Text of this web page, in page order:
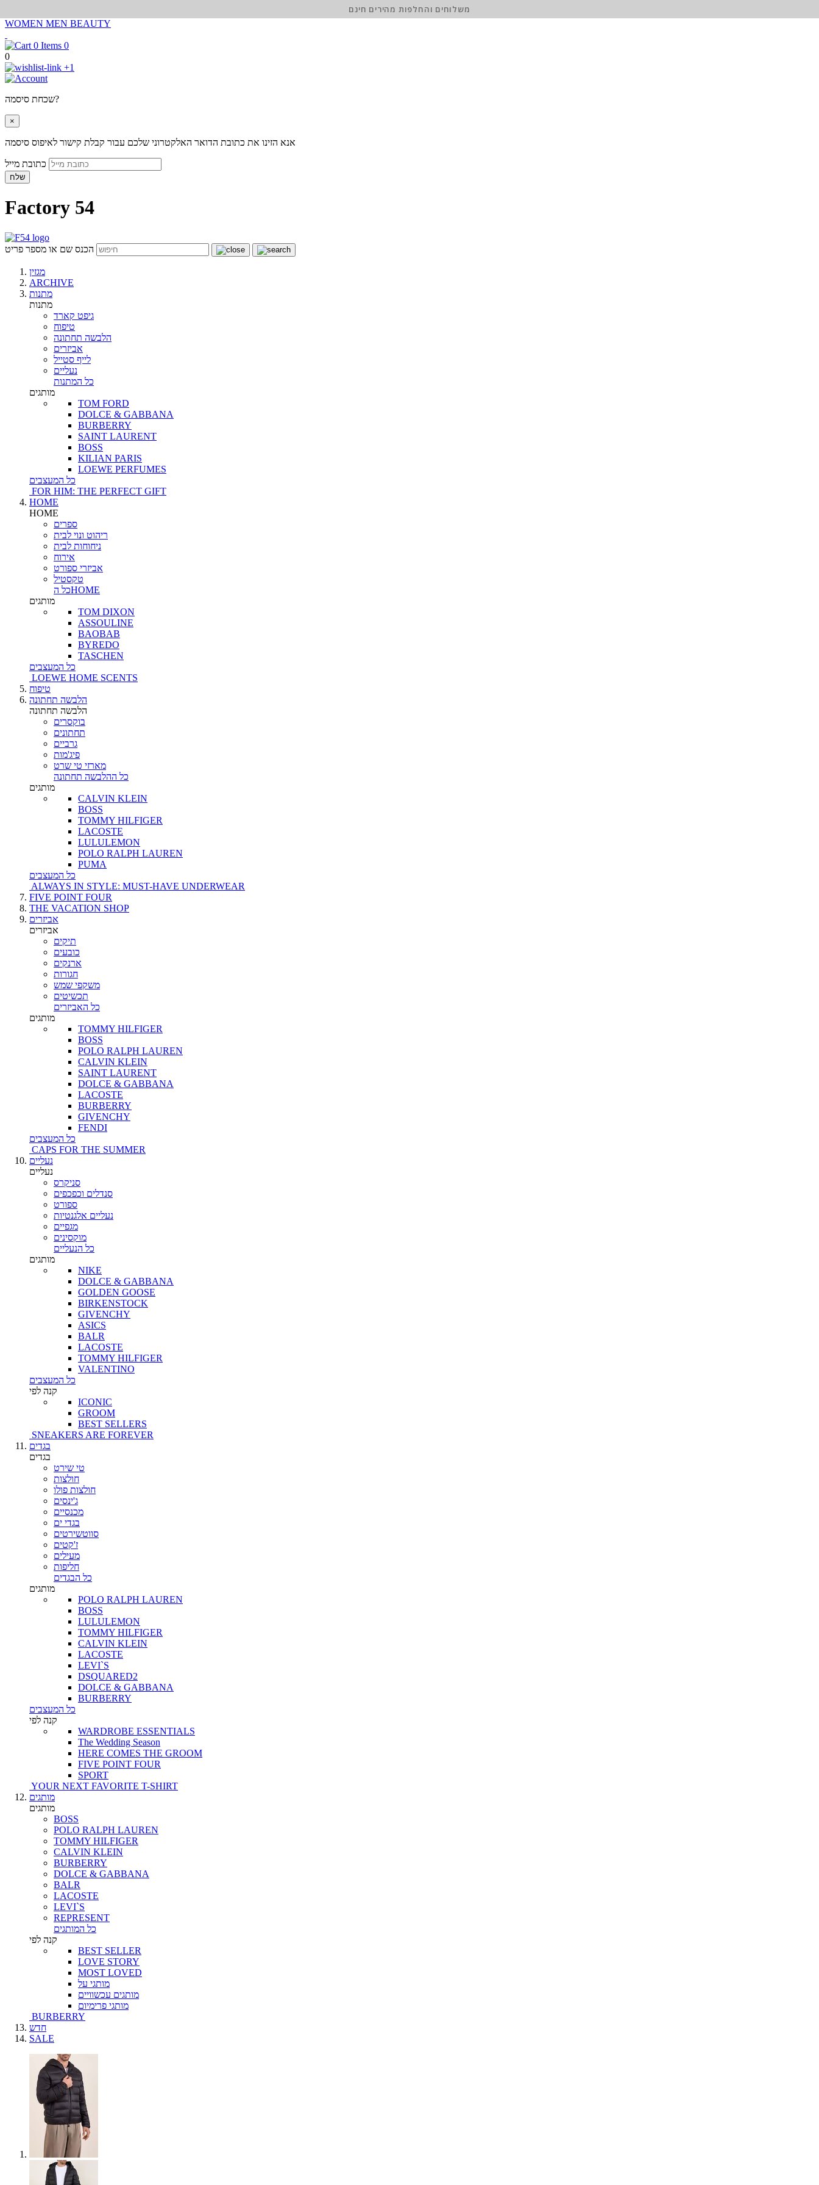
WOMEN MEN BEAUTY
0
0
+1
שכחת סיסמה?
×
אנא הזינו את כתובת הדואר האלקטרוני שלכם עבור קבלת קישור לאיפוס סיסמה
שלח
Factory 54
הכנס שם או מספר פריט
מגזין
ARCHIVE
מתנות
מתנות
גיפט קארד
טיפוח
הלבשה תחתונה
אביזרים
לייף סטייל
נעליים
כל המתנות
מותגים
TOM FORD
DOLCE & GABBANA
BURBERRY
SAINT LAURENT
BOSS
KILIAN PARIS
LOEWE PERFUMES
כל המעצבים
FOR HIM: THE PERFECT GIFT
HOME
HOME
ספרים
ריהוט ונוי לבית
ניחוחות לבית
אירוח
אביזרי ספורט
טקסטיל
כל הHOME
מותגים
TOM DIXON
ASSOULINE
BAOBAB
BYREDO
TASCHEN
כל המעצבים
LOEWE HOME SCENTS
טיפוח
הלבשה תחתונה
הלבשה תחתונה
בוקסרים
תחתונים
גרביים
פיג'מות
מארזי טי שרט
כל ההלבשה תחתונה
מותגים
CALVIN KLEIN
BOSS
TOMMY HILFIGER
LACOSTE
LULULEMON
POLO RALPH LAUREN
PUMA
כל המעצבים
ALWAYS IN STYLE: MUST-HAVE UNDERWEAR
FIVE POINT FOUR
THE VACATION SHOP
אביזרים
אביזרים
תיקים
כובעים
ארנקים
חגורות
משקפי שמש
תכשיטים
כל האביזרים
מותגים
TOMMY HILFIGER
BOSS
POLO RALPH LAUREN
CALVIN KLEIN
SAINT LAURENT
DOLCE & GABBANA
LACOSTE
BURBERRY
GIVENCHY
FENDI
כל המעצבים
CAPS FOR THE SUMMER
נעליים
נעליים
סניקרס
סנדלים וכפכפים
ספורט
נעליים אלגנטיות
מגפיים
מוקסינים
כל הנעליים
מותגים
NIKE
DOLCE & GABBANA
GOLDEN GOOSE
BIRKENSTOCK
GIVENCHY
ASICS
BALR
LACOSTE
TOMMY HILFIGER
VALENTINO
כל המעצבים
קנה לפי
ICONIC
GROOM
BEST SELLERS
SNEAKERS ARE FOREVER
בגדים
בגדים
טי שירט
חולצות
חולצות פולו
ג'ינסים
מכנסיים
בגדי ים
סווטשירטים
ז'קטים
מעילים
חליפות
כל הבגדים
מותגים
POLO RALPH LAUREN
BOSS
LULULEMON
TOMMY HILFIGER
CALVIN KLEIN
LACOSTE
LEVI`S
DSQUARED2
DOLCE & GABBANA
BURBERRY
כל המעצבים
קנה לפי
WARDROBE ESSENTIALS
The Wedding Season
HERE COMES THE GROOM
FIVE POINT FOUR
SPORT
YOUR NEXT FAVORITE T-SHIRT
מותגים
מותגים
BOSS
POLO RALPH LAUREN
TOMMY HILFIGER
CALVIN KLEIN
BURBERRY
DOLCE & GABBANA
BALR
LACOSTE
LEVI`S
REPRESENT
כל המותגים
קנה לפי
BEST SELLER
LOVE STORY
MOST LOVED
מותגי על
מותגים עכשוויים
מותגי פרימיום
BURBERRY
חדש
SALE
משלוחים והחלפות מהירים חינם